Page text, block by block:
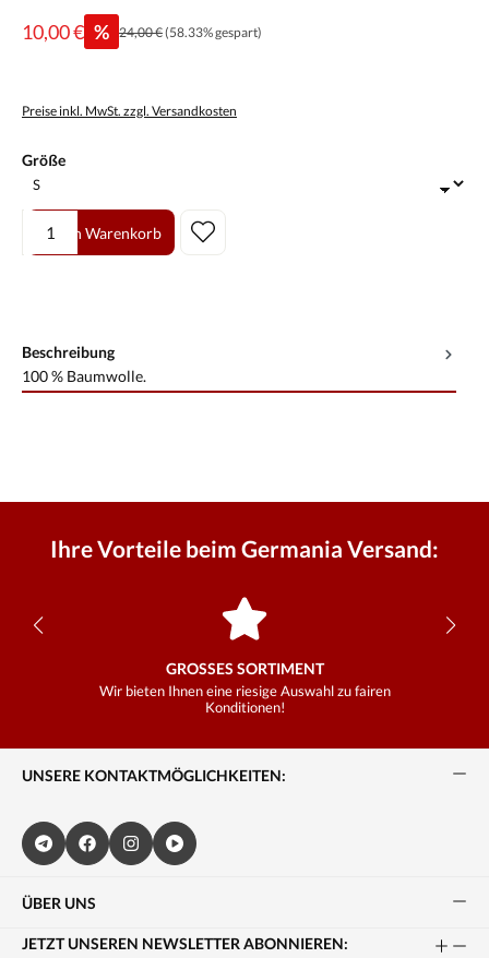
10,00 € % 24,00 €(58.33% gespart)
Preise inkl. MwSt. zzgl. Versandkosten
Größeauswählen
Produkt Anzahl: Gib den gewünschten Wert ein oder benutze die
In den Warenkorb
Beschreibung
100 % Baumwolle.
Ihre Vorteile beim Germania Versand:
GROSSES SORTIMENT
Wir bieten Ihnen eine riesige Auswahl zu fairen
Konditionen!
UNSERE KONTAKTMÖGLICHKEITEN:
ÜBER UNS
JETZT UNSEREN NEWSLETTER ABONNIEREN: